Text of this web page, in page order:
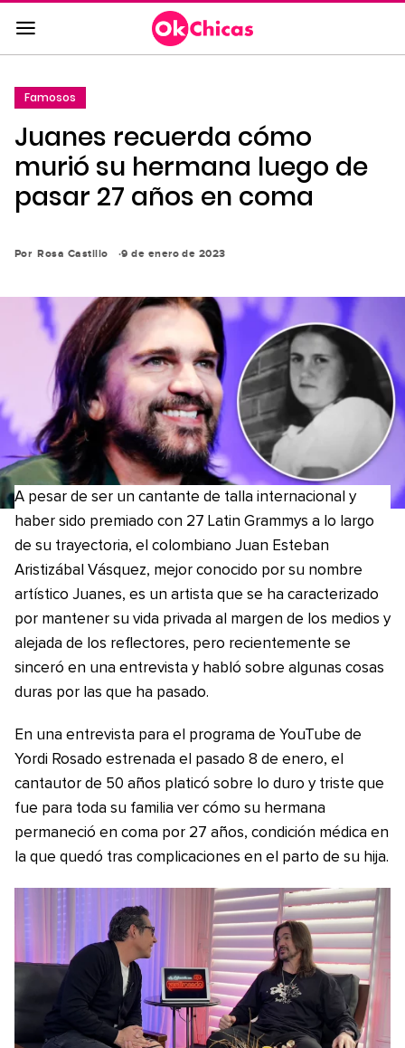
Saltar
al
contenido
a
la
navegación
principal
Famosos
Juanes recuerda cómo
murió su hermana luego de
pasar 27 años en coma
Por Rosa Castillo 9 de enero de 2023
A pesar de ser un cantante de talla internacional y
haber sido premiado con 27 Latin Grammys a lo largo
de su trayectoria, el colombiano Juan Esteban
Aristizábal Vásquez, mejor conocido por su nombre
artístico Juanes, es un artista que se ha caracterizado
por mantener su vida privada al margen de los medios y
alejada de los reflectores, pero recientemente se
sinceró en una entrevista y habló sobre algunas cosas
duras por las que ha pasado.
En una entrevista para el programa de YouTube de
Yordi Rosado estrenada el pasado 8 de enero, el
cantautor de 50 años platicó sobre lo duro y triste que
fue para toda su familia ver cómo su hermana
permaneció en coma por 27 años, condición médica en
la que quedó tras complicaciones en el parto de su hija.